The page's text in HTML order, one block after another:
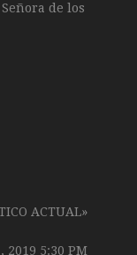
de los
ACTUAL»
2019 5:30 PM